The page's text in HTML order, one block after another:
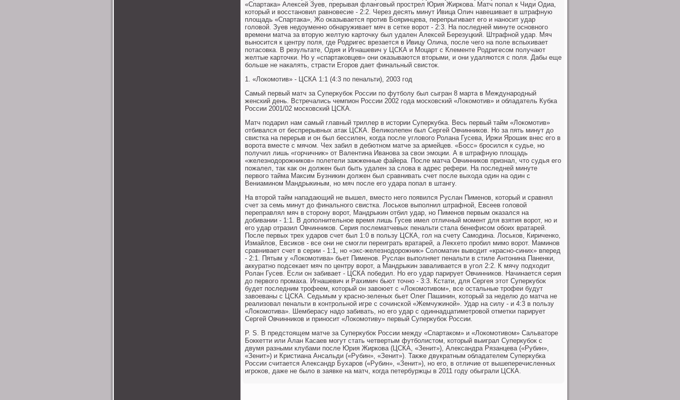
«Спартака» Алексей Зуев, прерывая фланговый прострел Юрия Жиркова. Матч попал к Чиди Одиа,
который и восстановил равновесие - 2:2. Через десять минут Ивица Олич навешивает в штрафную
площадь «Спартака», Жо оказывается против Бояринцева, перепрыгивает его и наносит удар
головой. Зуев недоуменно обнаруживает мяч в сетке ворот - 2:3. На последней минуте основного
времени матча за вторую желтую карточку был удален Алексей Березуцкий. Штрафной удар. Мяч
выносится к центру поля, где Родригес врезается в Ивицу Олича, после чего на поле вспыхивает
потасовка. В результате, Одия и Игнашевич у ЦСКА и Моцарт с Клементе Родригесом получают
желтые карточки. Но у «спартаковцев» они оказываются вторыми, и они удаляются с поля. Дабы еще
больше не накалять, страсти Егоров дает финальный свисток.
1. «Локомотив» - ЦСКА 1:1 (4:3 по пенальти), 2003 год
Самый первый матч за Суперкубок России по футболу был сыгран 8 марта в Международный
женский день. Встречались чемпион России 2002 года московский «Локомотив» и обладатель Кубка
России 2001/02 московский ЦСКА.
Матч подарил нам самый главный триллер в истории Суперкубка. Весь первый тайм «Локомотив»
отбивался от беспрерывных атак ЦСКА. Великолепен был Сергей Овчинников. Но за пять минут до
свистка на перерыв и он был бессилен, когда после углового Ролана Гусева, Иржи Ярошик внес его в
ворота вместе с мячом. Чех забил в дебютном матче за армейцев. «Босс» бросился к судье, но
получил лишь «горчичник» от Валентина Иванова за свои эмоции. А в штрафную площадь
«железнодорожников» полетели зажженные файера. После матча Овчинников признал, что судья его
пожалел, так как он должен был быть удален за слова в адрес рефери. На последней минуте
первого тайма Максим Бузникин должен был сравнивать счет после выхода один на один с
Вениамином Мандрыкиным, но мяч после его удара попал в штангу.
На второй тайм нападающий не вышел, вместо него появился Руслан Пименов, который и сравнял
счет за семь минут до финального свистка. Лоськов выполнил штрафной, Евсеев головой
переправлял мяч в сторону ворот, Мандрыкин отбил удар, но Пименов первым оказался на
добивании - 1:1. В дополнительное время лишь Гусев имел отличный момент для взятия ворот, но и
его удар отразил Овчинников. Серия послематчевых пенальти стала бенефисом обоих вратарей.
После первых трех ударов счет был 1:0 в пользу ЦСКА, гол на счету Самодина. Лоськов, Кириченко,
Измайлов, Евсиков - все они не смогли переиграть вратарей, а Лекхето пробил мимо ворот. Маминов
сравнивает счет в серии - 1:1, но «экс-железнодорожник» Соломатин выводит «красно-синих» вперед
- 2:1. Пятым у «Локомотива» бьет Пименов. Руслан выполняет пенальти в стиле Антонина Паненки,
аккуратно подсекает мяч по центру ворот, а Мандрыкин заваливается в угол 2:2. К мячу подходит
Ролан Гусев. Если он забивает - ЦСКА победил. Но его удар парирует Овчинников. Начинается серия
до первого промаха. Игнашевич и Рахимич бьют точно - 3:3. Кстати, для Сергея этот Суперкубок
будет последним трофеем, который он завоюет с «Локомотивом», все остальные трофеи будут
завоеваны с ЦСКА. Седьмым у красно-зеленых бьет Олег Пашинин, который за неделю до матча не
реализовал пенальти в контрольной игре с сочинской «Жемчужиной». Удар на силу - и 4:3 в пользу
«Локомотива». Шемберасу надо забивать, но его удар с одиннадцатиметровой отметки парирует
Сергей Овчинников и приносит «Локомотиву» первый Суперкубок России.
P. S. В предстоящем матче за Суперкубок России между «Спартаком» и «Локомотивом» Сальваторе
Боккетти или Алан Касаев могут стать четвертым футболистом, который выиграл Суперкубок с
двумя разными клубами после Юрия Жиркова (ЦСКА, «Зенит»), Александра Рязанцева («Рубин»,
«Зенит») и Кристиана Ансальди («Рубин», «Зенит»). Также двукратным обладателем Суперкубка
России считается Александр Бухаров («Рубин», «Зенит»), но его, в отличие от вышеперечисленных
игроков, даже не было в заявке на матч, когда петербуржцы в 2011 году обыграли ЦСКА.